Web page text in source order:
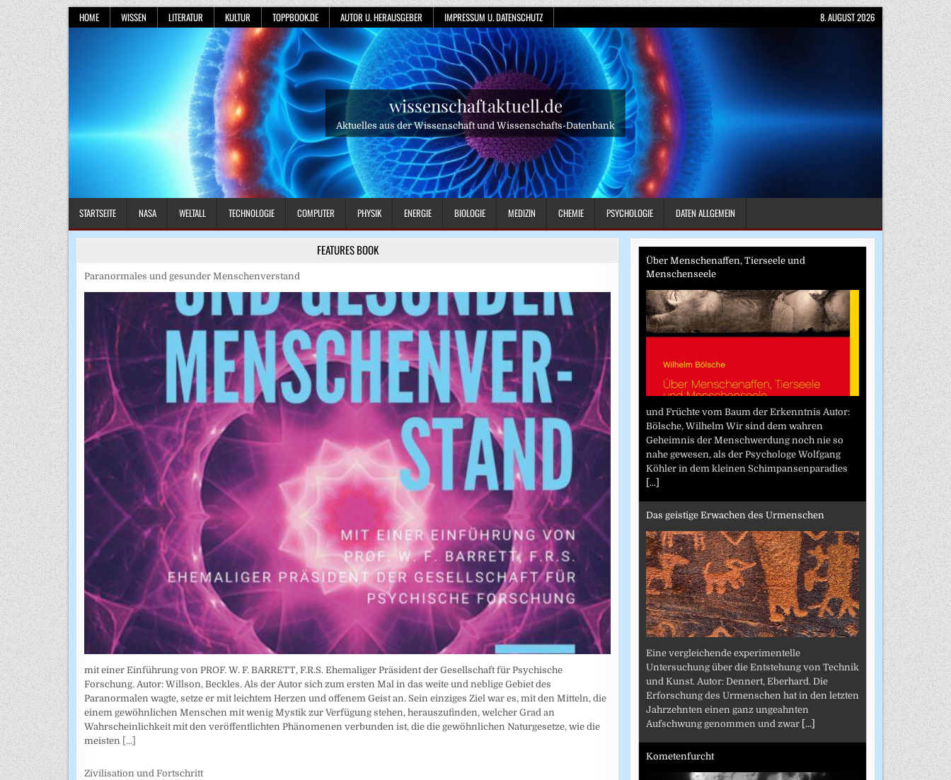
Skip
to
content
HOME WISSEN LITERATUR KULTUR TOPPBOOK.DE AUTOR U. HERAUSGEBER IMPRESSUM U. DATENSCHUTZ 8. AUGUST 2026
wissenschaftaktuell.de
Aktuelles aus der Wissenschaft und Wissenschafts-Datenbank
STARTSEITE NASA WELTALL TECHNOLOGIE COMPUTER PHYSIK ENERGIE BIOLOGIE MEDIZIN CHEMIE PSYCHOLOGIE DATEN ALLGEMEIN
FEATURES BOOK
Paranormales und gesunder Menschenverstand
mit einer Einführung von PROF. W. F. BARRETT, F.R.S. Ehemaliger Präsident der Gesellschaft für Psychische
Forschung. Autor: Willson, Beckles. Als der Autor sich zum ersten Mal in das weite und neblige Gebiet des
Paranormalen wagte, setze er mit leichtem Herzen und offenem Geist an. Sein einziges Ziel war es, mit den Mitteln, die
einem gewöhnlichen Menschen mit wenig Mystik zur Verfügung stehen, herauszufinden, welcher Grad an
Wahrscheinlichkeit mit den veröffentlichten Phänomenen verbunden ist, die die gewöhnlichen Naturgesetze, wie die
meisten [...]
Zivilisation und Fortschritt
Über Menschenaffen, Tierseele und
Menschenseele
und Früchte vom Baum der Erkenntnis Autor:
Bölsche, Wilhelm Wir sind dem wahren
Geheimnis der Menschwerdung noch nie so
nahe gewesen, als der Psychologe Wolfgang
Köhler in dem kleinen Schimpansenparadies
[...]
Das geistige Erwachen des Urmenschen
Eine vergleichende experimentelle
Untersuchung über die Entstehung von Technik
und Kunst. Autor: Dennert, Eberhard. Die
Erforschung des Urmenschen hat in den letzten
Jahrzehnten einen ganz ungeahnten
Aufschwung genommen und zwar [...]
Kometenfurcht